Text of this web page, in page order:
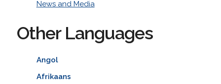
News and Media
Other Languages
Angol
Afrikaans